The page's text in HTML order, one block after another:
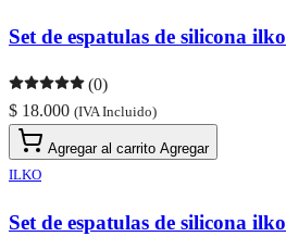
Set de espatulas de silicona ilko
(0)
$ 18.000 (IVA Incluido)
Agregar al carrito Agregar
ILKO
Set de espatulas de silicona ilko